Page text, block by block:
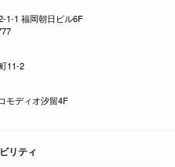
1-1 福岡朝日ビル6F
11-2
モディオ汐留4F
リティ